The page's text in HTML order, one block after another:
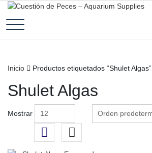
Cuestión de Peces –
Aquarium Supplies
Inicio Productos etiquetados “Shulet Algas”
Shulet Algas
Mostrar